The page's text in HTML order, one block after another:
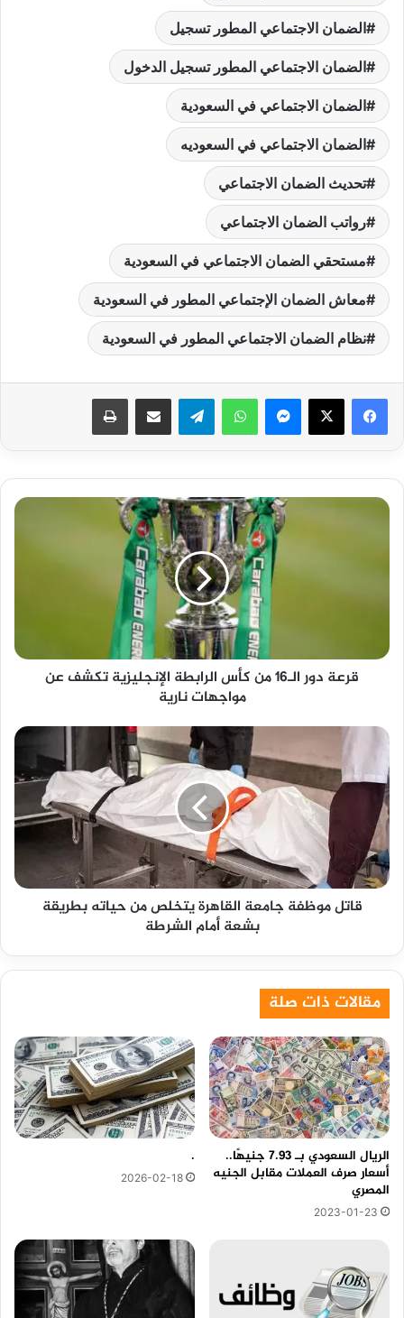
الضمان الاجتماعي المطور تسجيل
الضمان الاجتماعي المطور تسجيل الدخول
الضمان الاجتماعي في السعودية
الضمان الاجتماعي في السعوديه
تحديث الضمان الاجتماعي
رواتب الضمان الاجتماعي
مستحقي الضمان الاجتماعي في السعودية
معاش الضمان الإجتماعي المطور في السعودية
نظام الضمان الاجتماعي المطور في السعودية
فيسبوك ‫X ماسنجر واتساب تيلقرام مشاركة عبر البريد طباعة
قرعة
عن
مواجهات
قرعة دور الـ16 من كأس الرابطة الإنجليزية تكشف عن
مواجهات نارية
قاتل
جامعة
القاهرة
يتخلص
من
حياته
بطريقة
بشعة
قاتل موظفة جامعة القاهرة يتخلص من حياته بطريقة
بشعة أمام الشرطة
مقالات ذات صلة
الريال السعودي بـ 7.93 جنيهًا..
أسعار صرف العملات مقابل الجنيه
المصري
2023-01-23
.
2026-02-18